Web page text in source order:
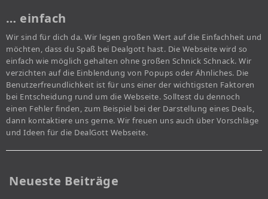
… einfach
Wir sind für dich da. Wir legen großen Wert auf die Einfachheit und
möchten, dass du Spaß bei Dealgott hast. Die Webseite wird so
einfach wie möglich gehalten ohne großen Schnick Schnack. Wir
verzichten auf die Einblendung von Popups oder Ähnliches. Die
Benutzerfreundlichkeit ist für uns einer der wichtigsten Faktoren
bei Entscheidung rund um die Webseite. Solltest du dennoch
einen Fehler finden, zum Beispiel bei der Darstellung eines Deals,
dann kontaktiere uns gerne. Wir freuen uns auch über Vorschläge
und Ideen für die DealGott Webseite.
Neueste Beiträge